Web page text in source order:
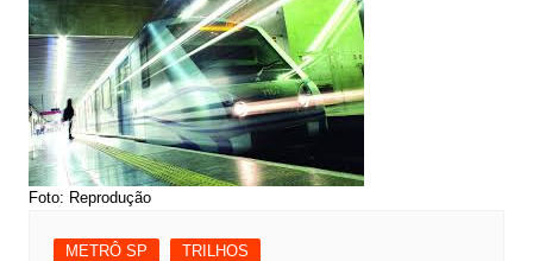
Foto: Reprodução
METRÔ SP TRILHOS